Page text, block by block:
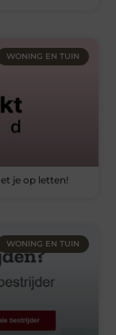
WONING EN TUIN
je op letten!
WONING EN TUIN